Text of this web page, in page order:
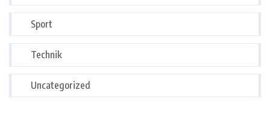
Sport
Technik
Uncategorized